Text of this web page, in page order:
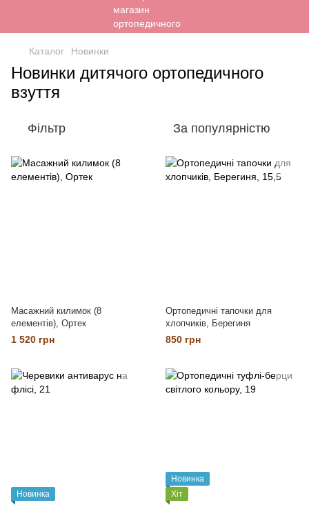
Каталог Новинки
Новинки дитячого ортопедичного
взуття
Фільтр За популярністю
Масажний килимок (8
елементів), Ортек
1 520 грн
Ортопедичні тапочки для
хлопчиків, Берегиня
850 грн
Новинка
Новинка
Хіт